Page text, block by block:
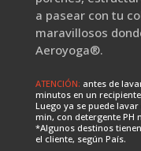
a pasear con tu
maravillosos
Aeroyoga®.
ATENCIÓN: antes de
minutos en un
Luego ya se puede
min, con detergente PH
*Algunos destinos
el cliente, según País.